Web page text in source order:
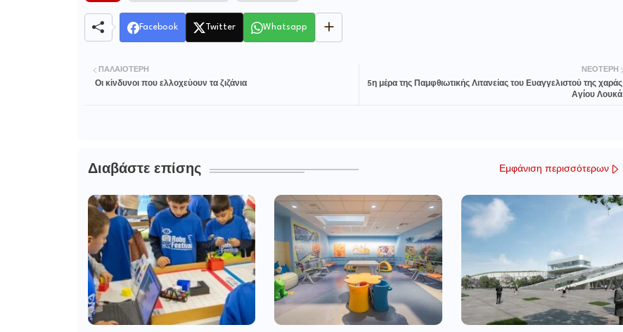
Facebook Twitter Whatsapp
ΝΕΌΤΕΡΗ
5η μέρα της Παμφθιωτικής Λιτανείας του Ευαγγελιστού της χαράς
Αγίου Λουκά
ΠΑΛΑΙΌΤΕΡΗ
Οι κίνδυνοι που ελλοχεύουν τα ζιζάνια
Διαβάστε επίσης Εμφάνιση περισσότερων